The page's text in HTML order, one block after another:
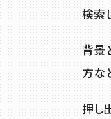
検索
背景
方な
押し